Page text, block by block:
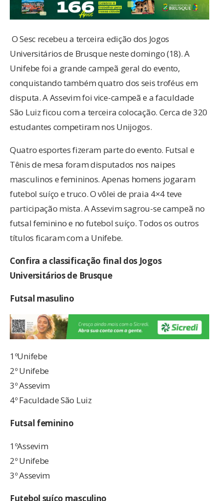
O Sesc recebeu a terceira edição dos Jogos
Universitários de Brusque neste domingo (18). A
Unifebe foi a grande campeã geral do evento,
conquistando também quatro dos seis troféus em
disputa. A Assevim foi vice-campeã e a faculdade
São Luiz ficou com a terceira colocação. Cerca de 320
estudantes competiram nos Unijogos.
Quatro esportes fizeram parte do evento. Futsal e
Tênis de mesa foram disputados nos naipes
masculinos e femininos. Apenas homens jogaram
futebol suíço e truco. O vôlei de praia 4×4 teve
participação mista. A Assevim sagrou-se campeã no
futsal feminino e no futebol suíço. Todos os outros
títulos ficaram com a Unifebe.
Confira a classificação final dos Jogos
Universitários de Brusque
Futsal masulino
1ºUnifebe
2º Unifebe
3º Assevim
4º Faculdade São Luiz
Futsal feminino
1ºAssevim
2º Unifebe
3º Assevim
Futebol suíço masculino